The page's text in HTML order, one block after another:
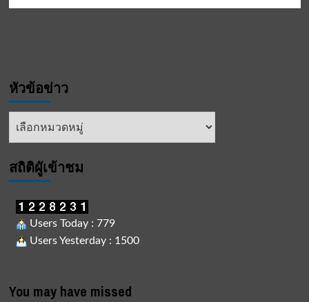
หัวข้อข่าว
หัวข้อ
สถิติผูัเข้าชม
Users Today : 779
Users Yesterday : 1500
You may have missed